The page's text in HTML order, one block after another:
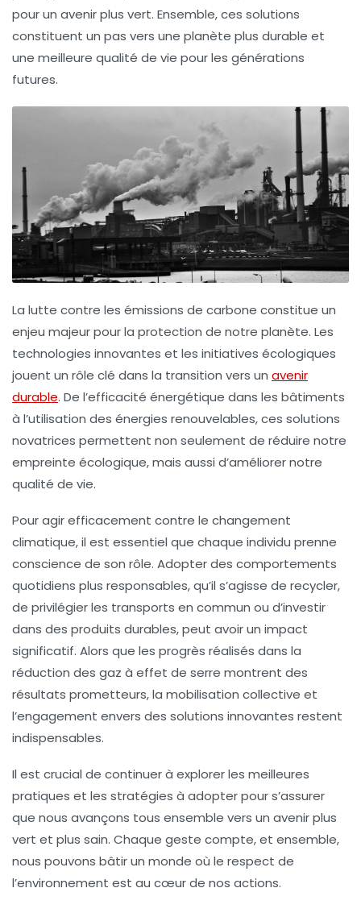
pour un avenir plus vert. Ensemble, ces solutions
constituent un pas vers une planète plus durable et
une meilleure qualité de vie pour les générations
futures.
La lutte contre les émissions de carbone constitue un
enjeu majeur pour la protection de notre planète. Les
technologies innovantes et les initiatives écologiques
jouent un rôle clé dans la transition vers un avenir
durable. De l’efficacité énergétique dans les bâtiments
à l’utilisation des énergies renouvelables, ces solutions
novatrices permettent non seulement de réduire notre
empreinte écologique, mais aussi d’améliorer notre
qualité de vie.
Pour agir efficacement contre le changement
climatique, il est essentiel que chaque individu prenne
conscience de son rôle. Adopter des comportements
quotidiens plus responsables, qu’il s’agisse de recycler,
de privilégier les transports en commun ou d’investir
dans des produits durables, peut avoir un impact
significatif. Alors que les progrès réalisés dans la
réduction des gaz à effet de serre montrent des
résultats prometteurs, la mobilisation collective et
l’engagement envers des solutions innovantes restent
indispensables.
Il est crucial de continuer à explorer les meilleures
pratiques et les stratégies à adopter pour s’assurer
que nous avançons tous ensemble vers un avenir plus
vert et plus sain. Chaque geste compte, et ensemble,
nous pouvons bâtir un monde où le respect de
l’environnement est au cœur de nos actions.